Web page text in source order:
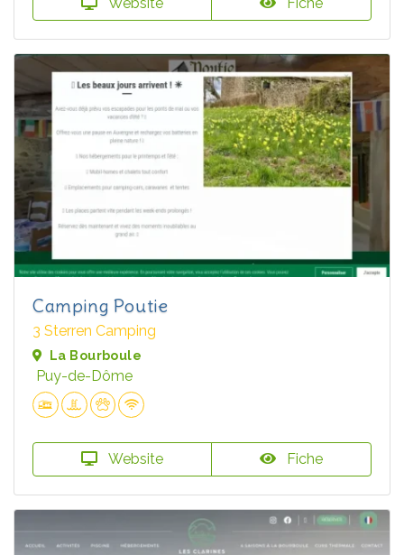
Camping Poutie
3 Sterren Camping
La Bourboule
Puy-de-Dôme
Website Fiche